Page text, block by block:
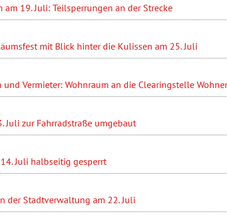
am 19. Juli: Teilsperrungen an der Strecke
mit Blick hinter die Kulissen am 25. Juli
Vermieter: Wohnraum an die Clearingstelle
Juli zur Fahrradstraße umgebaut
Juli halbseitig gesperrt
der Stadtverwaltung am 22. Juli